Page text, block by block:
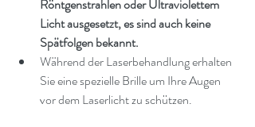
Röntgenstrahlen oder Ultraviolettem
Licht ausgesetzt, es sind auch keine
Spätfolgen bekannt.
Während der Laserbehandlung erhalten
Sie eine spezielle Brille um Ihre Augen
vor dem Laserlicht zu schützen.